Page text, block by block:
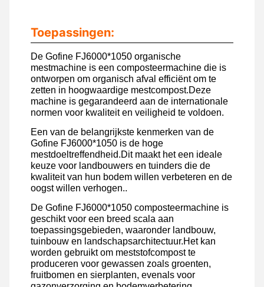
Toepassingen:
De Gofine FJ6000*1050 organische
mestmachine is een composteermachine die is
ontworpen om organisch afval efficiënt om te
zetten in hoogwaardige mestcompost.Deze
machine is gegarandeerd aan de internationale
normen voor kwaliteit en veiligheid te voldoen.
Een van de belangrijkste kenmerken van de
Gofine FJ6000*1050 is de hoge
mestdoeltreffendheid.Dit maakt het een ideale
keuze voor landbouwers en tuinders die de
kwaliteit van hun bodem willen verbeteren en de
oogst willen verhogen..
De Gofine FJ6000*1050 composteermachine is
geschikt voor een breed scala aan
toepassingsgebieden, waaronder landbouw,
tuinbouw en landschapsarchitectuur.Het kan
worden gebruikt om meststofcompost te
produceren voor gewassen zoals groenten,
fruitbomen en sierplanten, evenals voor